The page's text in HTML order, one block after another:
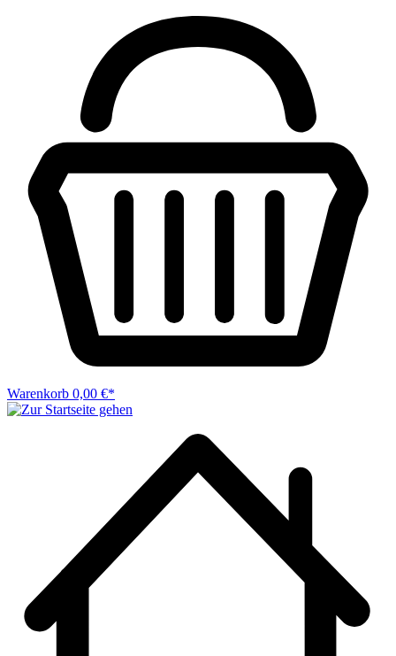
Warenkorb 0,00 €*